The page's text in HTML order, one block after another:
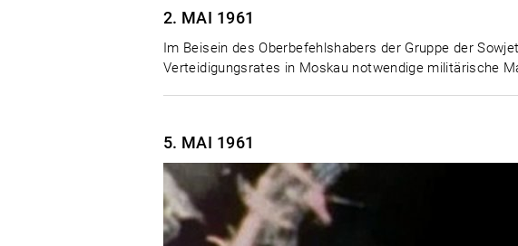
2. MAI 1961
Im Beisein des Oberbefehlshabers der Gruppe der
Verteidigungsrates in Moskau notwendige militärische
5. MAI 1961